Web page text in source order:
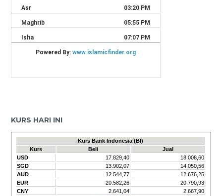
KURS HARI INI